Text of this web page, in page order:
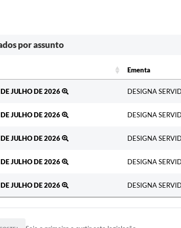
por assunto
Ementa
JULHO DE 2026
DESIGNA
JULHO DE 2026 DESIGNA
JULHO DE 2026 DESIGNA
JULHO DE 2026 DESIGNA
JULHO DE 2026 DESIGNA